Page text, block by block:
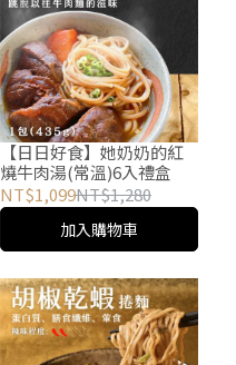
【日日好食】她奶奶的紅
燒牛肉湯(常溫)6入禮盒
NT$1,099NT$1,280
加入購物車